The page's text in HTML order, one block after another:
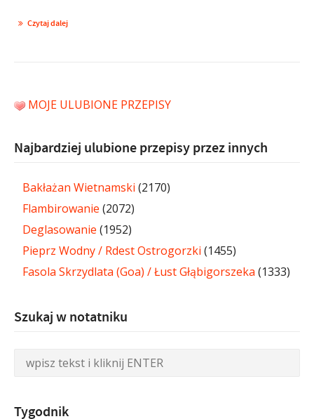
Czytaj dalej
MOJE ULUBIONE PRZEPISY
Najbardziej ulubione przepisy przez innych
Bakłażan Wietnamski (2170)
Flambirowanie (2072)
Deglasowanie (1952)
Pieprz Wodny / Rdest Ostrogorzki (1455)
Fasola Skrzydlata (Goa) / Łust Głąbigorszeka (1333)
Szukaj w notatniku
Tygodnik